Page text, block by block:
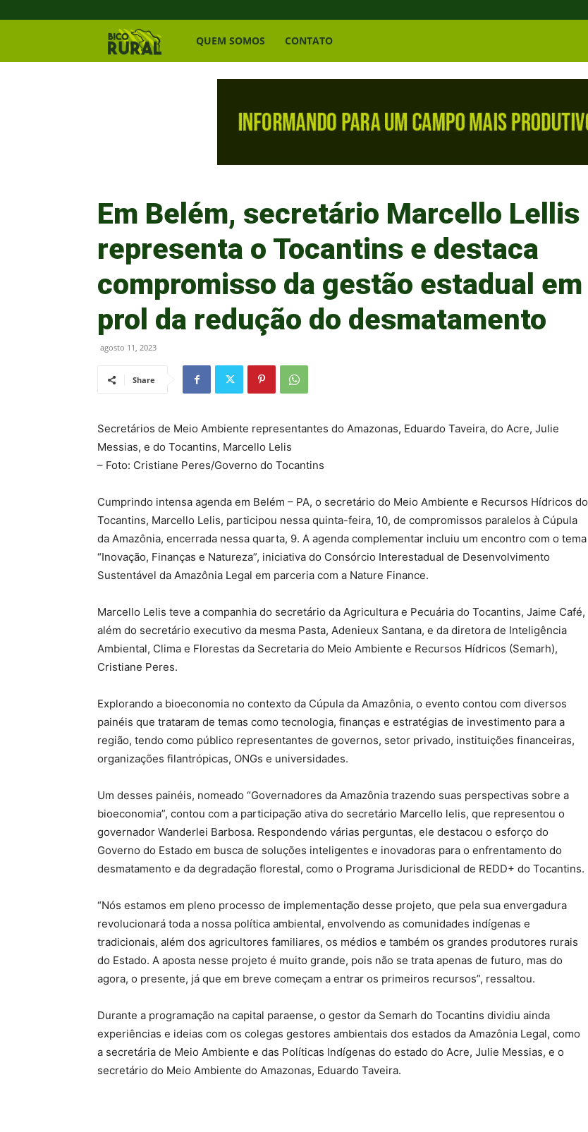
Bico
QUEM SOMOS CONTATO
Em Belém, secretário Marcello Lellis
representa o Tocantins e destaca
compromisso da gestão estadual em
prol da redução do desmatamento
agosto 11, 2023
Share
Secretários de Meio Ambiente representantes do Amazonas, Eduardo Taveira, do Acre, Julie
Messias, e do Tocantins, Marcello Lelis
– Foto: Cristiane Peres/Governo do Tocantins
Cumprindo intensa agenda em Belém – PA, o secretário do Meio Ambiente e Recursos Hídricos do
Tocantins, Marcello Lelis, participou nessa quinta-feira, 10, de compromissos paralelos à Cúpula
da Amazônia, encerrada nessa quarta, 9. A agenda complementar incluiu um encontro com o tema
“Inovação, Finanças e Natureza”, iniciativa do Consórcio Interestadual de Desenvolvimento
Sustentável da Amazônia Legal em parceria com a Nature Finance.
Marcello Lelis teve a companhia do secretário da Agricultura e Pecuária do Tocantins, Jaime Café,
além do secretário executivo da mesma Pasta, Adenieux Santana, e da diretora de Inteligência
Ambiental, Clima e Florestas da Secretaria do Meio Ambiente e Recursos Hídricos (Semarh),
Cristiane Peres.
Explorando a bioeconomia no contexto da Cúpula da Amazônia, o evento contou com diversos
painéis que trataram de temas como tecnologia, finanças e estratégias de investimento para a
região, tendo como público representantes de governos, setor privado, instituições financeiras,
organizações filantrópicas, ONGs e universidades.
Um desses painéis, nomeado “Governadores da Amazônia trazendo suas perspectivas sobre a
bioeconomia”, contou com a participação ativa do secretário Marcello lelis, que representou o
governador Wanderlei Barbosa. Respondendo várias perguntas, ele destacou o esforço do
Governo do Estado em busca de soluções inteligentes e inovadoras para o enfrentamento do
desmatamento e da degradação florestal, como o Programa Jurisdicional de REDD+ do Tocantins.
“Nós estamos em pleno processo de implementação desse projeto, que pela sua envergadura
revolucionará toda a nossa política ambiental, envolvendo as comunidades indígenas e
tradicionais, além dos agricultores familiares, os médios e também os grandes produtores rurais
do Estado. A aposta nesse projeto é muito grande, pois não se trata apenas de futuro, mas do
agora, o presente, já que em breve começam a entrar os primeiros recursos”, ressaltou.
Durante a programação na capital paraense, o gestor da Semarh do Tocantins dividiu ainda
experiências e ideias com os colegas gestores ambientais dos estados da Amazônia Legal, como
a secretária de Meio Ambiente e das Políticas Indígenas do estado do Acre, Julie Messias, e o
secretário do Meio Ambiente do Amazonas, Eduardo Taveira.